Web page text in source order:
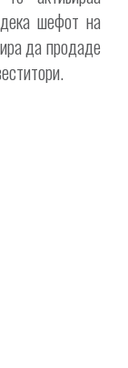
шефот на
да продаде